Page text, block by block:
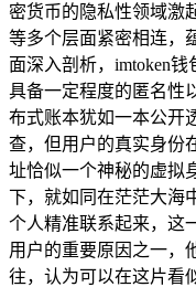
密货币的隐私性领域激
等多个层面紧密相连，
面深入剖析，imtoken钱
具备一定程度的匿名性
布式账本犹如一本公开
查，但用户的真实身份
址恰似一个神秘的虚拟
下，就如同在茫茫大海
个人精准联系起来，这
用户的重要原因之一，
往，认为可以在这片看